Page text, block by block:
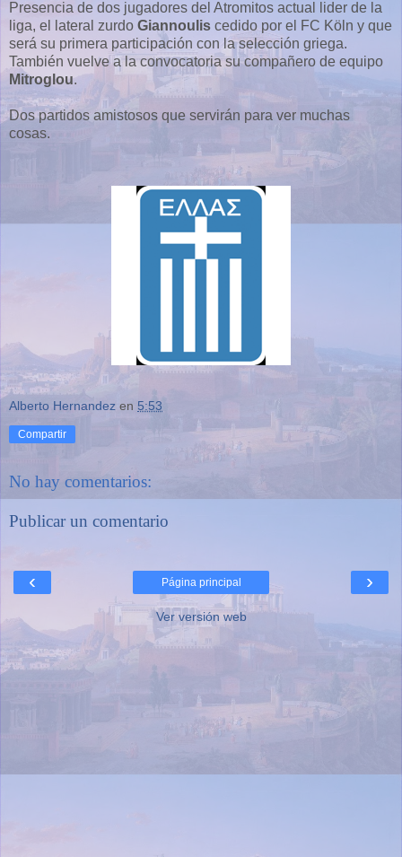
Presencia de dos jugadores del Atromitos actual lider de la
liga, el lateral zurdo Giannoulis cedido por el FC Köln y que
será su primera participación con la selección griega.
También vuelve a la convocatoria su compañero de equipo
Mitroglou.
Dos partidos amistosos que servirán para ver muchas
cosas.
Alberto Hernandez en 5:53
Compartir
No hay comentarios:
Publicar un comentario
‹ ›
Página principal
Ver versión web